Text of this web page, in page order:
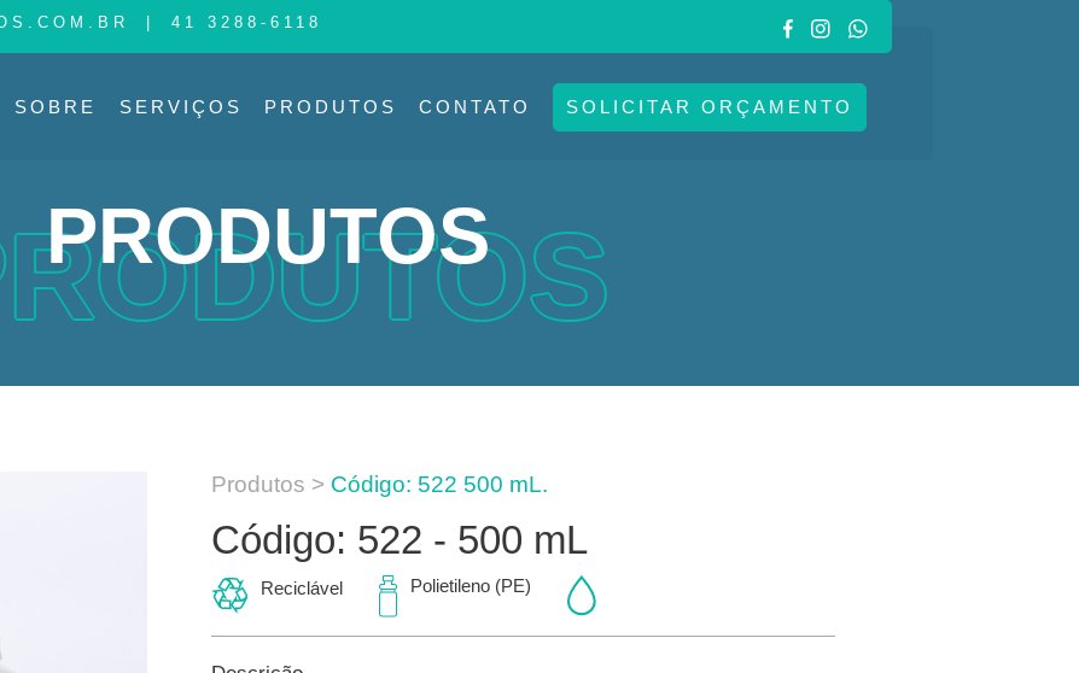
| 41 3288-6118
SOBRE SERVIÇOS PRODUTOS CONTATO SOLICITAR ORÇAMENTO
PRODUTOS
Produtos > Código: 522 500 mL.
Código: 522 - 500 mL
Reciclável Polietileno (PE)